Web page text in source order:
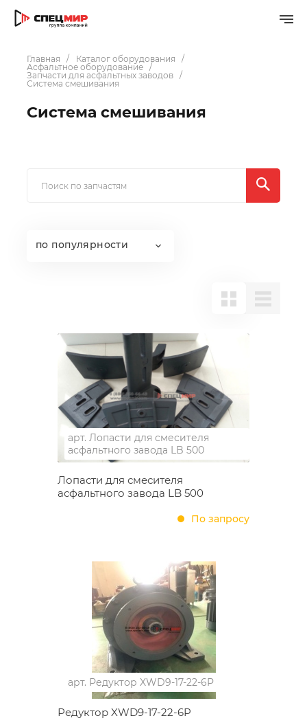
Главная
Каталог оборудования
Асфальтное оборудование
Запчасти для асфальтных заводов
Система смешивания
Система смешивания
по популярности
арт. Лопасти для смесителя
асфальтного завода LB 500
Лопасти для смесителя
асфальтного завода LB 500
По запросу
арт. Редуктор XWD9-17-22-6P
Редуктор XWD9-17-22-6P